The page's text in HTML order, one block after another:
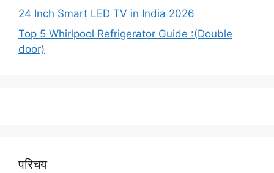
24 Inch Smart LED TV in India 2026
Top 5 Whirlpool Refrigerator Guide :(Double
door)
परिचय